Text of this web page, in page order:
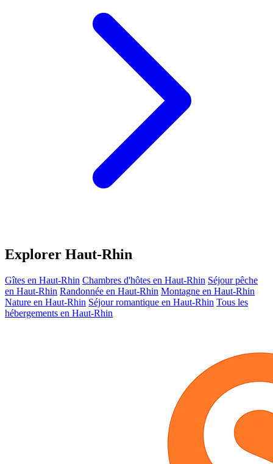
Explorer Haut-Rhin
Gîtes en Haut-Rhin Chambres d'hôtes en Haut-Rhin Séjour pêche
en Haut-Rhin Randonnée en Haut-Rhin Montagne en Haut-Rhin
Nature en Haut-Rhin Séjour romantique en Haut-Rhin Tous les
hébergements en Haut-Rhin